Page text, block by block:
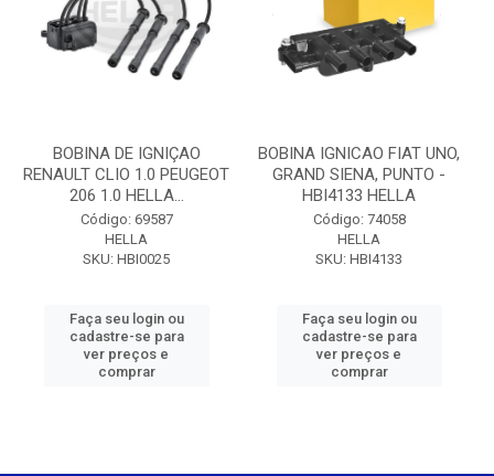
BOBINA DE IGNIÇAO
RENAULT CLIO 1.0 PEUGEOT
206 1.0 HELLA...
Código: 69587
HELLA
SKU: HBI0025
Faça seu login ou
cadastre-se para
ver preços e
comprar
BOBINA IGNICAO FIAT UNO,
GRAND SIENA, PUNTO -
HBI4133 HELLA
Código: 74058
HELLA
SKU: HBI4133
Faça seu login ou
cadastre-se para
ver preços e
comprar